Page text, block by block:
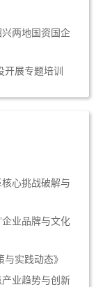
两地国资国企
展专题培训
核心挑战破解与
企业品牌与文化
实践动态》
产业趋势与创新